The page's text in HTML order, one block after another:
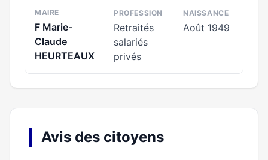
MAIRE
F Marie-
Claude
HEURTEAUX
PROFESSION
Retraités
salariés
privés
NAISSANCE
Août 1949
Avis des citoyens